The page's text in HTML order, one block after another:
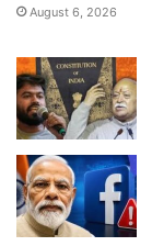
August 6, 2026